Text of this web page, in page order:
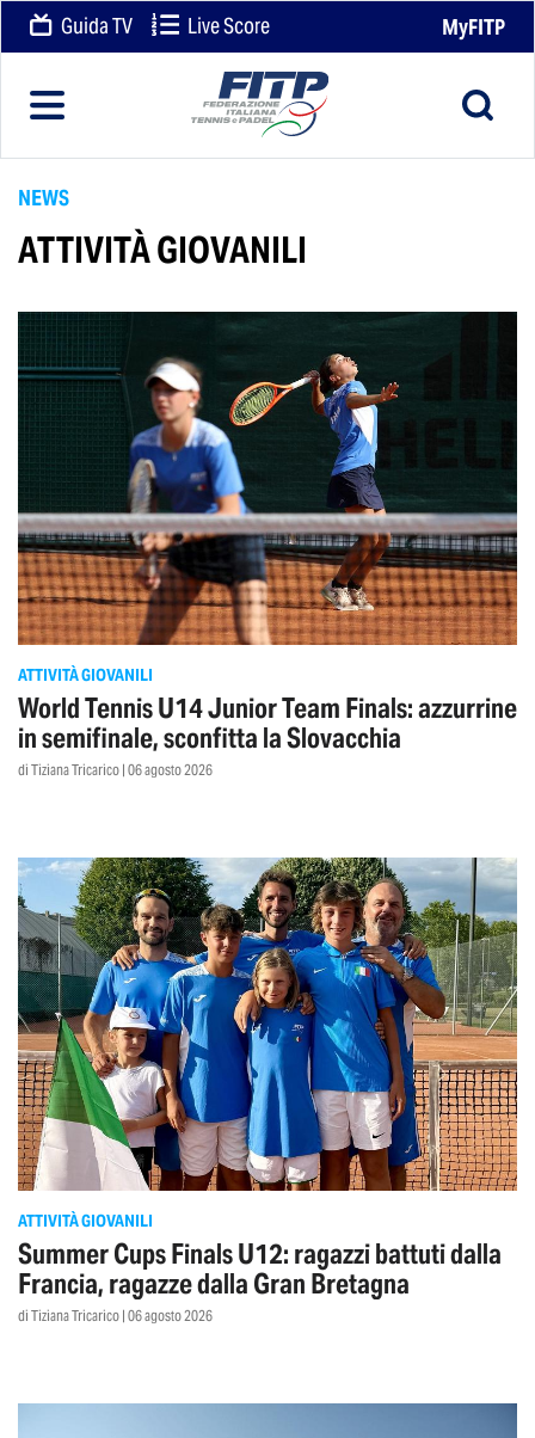
Guida TV Live Score MyFITP
NEWS
ATTIVITÀ GIOVANILI
ATTIVITÀ GIOVANILI
World Tennis U14 Junior Team Finals: azzurrine
in semifinale, sconfitta la Slovacchia
di Tiziana Tricarico | 06 agosto 2026
ATTIVITÀ GIOVANILI
Summer Cups Finals U12: ragazzi battuti dalla
Francia, ragazze dalla Gran Bretagna
di Tiziana Tricarico | 06 agosto 2026